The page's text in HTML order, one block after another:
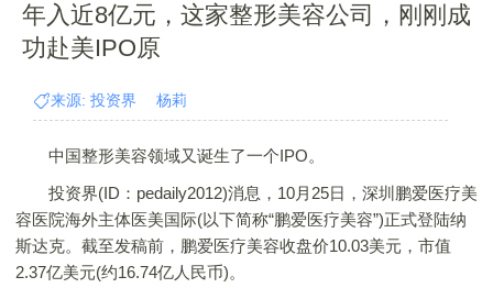
年入近8亿元，这家整形美容公司，刚刚成
功赴美IPO原
来源: 投资界 杨莉
中国整形美容领域又诞生了一个IPO。
投资界(ID：pedaily2012)消息，10月25日，深圳鹏爱医疗美
容医院海外主体医美国际(以下简称“鹏爱医疗美容”)正式登陆纳
斯达克。截至发稿前，鹏爱医疗美容收盘价10.03美元，市值
2.37亿美元(约16.74亿人民币)。